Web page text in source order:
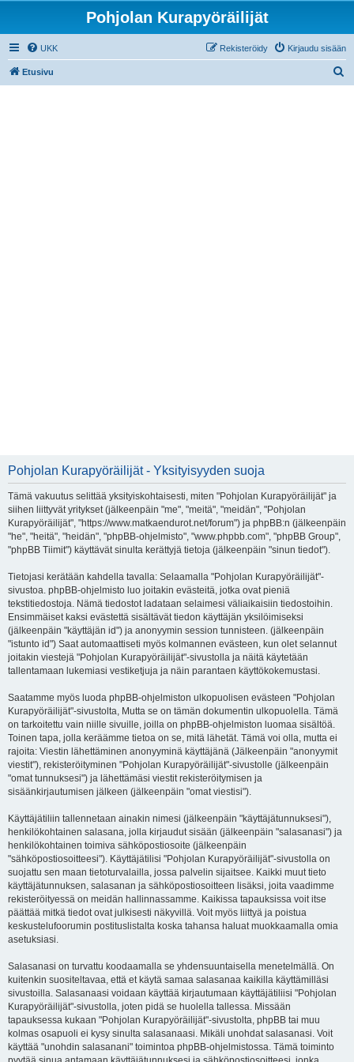
Pohjolan Kurapyöräilijät
UKK Kirjaudu sisään
Rekisteröidy
Etusivu
Pohjolan Kurapyöräilijät - Yksityisyyden suoja
Tämä vakuutus selittää yksityiskohtaisesti, miten "Pohjolan Kurapyöräilijät" ja
siihen liittyvät yritykset (jälkeenpäin "me", "meitä", "meidän", "Pohjolan
Kurapyöräilijät", "https://www.matkaendurot.net/forum") ja phpBB:n (jälkeenpäin
"he", "heitä", "heidän", "phpBB-ohjelmisto", "www.phpbb.com", "phpBB Group",
"phpBB Tiimit") käyttävät sinulta kerättyjä tietoja (jälkeenpäin "sinun tiedot").
Tietojasi kerätään kahdella tavalla: Selaamalla "Pohjolan Kurapyöräilijät"-
sivustoa. phpBB-ohjelmisto luo joitakin evästeitä, jotka ovat pieniä
tekstitiedostoja. Nämä tiedostot ladataan selaimesi väliaikaisiin tiedostoihin.
Ensimmäiset kaksi evästettä sisältävät tiedon käyttäjän yksilöimiseksi
(jälkeenpäin "käyttäjän id") ja anonyymin session tunnisteen. (jälkeenpäin
"istunto id") Saat automaattiseti myös kolmannen evästeen, kun olet selannut
joitakin viestejä "Pohjolan Kurapyöräilijät"-sivustolla ja näitä käytetään
tallentamaan lukemiasi vestiketjuja ja näin parantaen käyttökokemustasi.
Saatamme myös luoda phpBB-ohjelmiston ulkopuolisen evästeen "Pohjolan
Kurapyöräilijät"-sivustolta, Mutta se on tämän dokumentin ulkopuolella. Tämä
on tarkoitettu vain niille sivuille, joilla on phpBB-ohjelmiston luomaa sisältöä.
Toinen tapa, jolla keräämme tietoa on se, mitä lähetät. Tämä voi olla, mutta ei
rajoita: Viestin lähettäminen anonyyminä käyttäjänä (Jälkeenpäin "anonyymit
viestit"), rekisteröityminen "Pohjolan Kurapyöräilijät"-sivustolle (jälkeenpäin
"omat tunnuksesi") ja lähettämäsi viestit rekisteröitymisen ja
sisäänkirjautumisen jälkeen (jälkeenpäin "omat viestisi").
Käyttäjätiliin tallennetaan ainakin nimesi (jälkeenpäin "käyttäjätunnuksesi"),
henkilökohtainen salasana, jolla kirjaudut sisään (jälkeenpäin "salasanasi") ja
henkilökohtainen toimiva sähköpostiosoite (jälkeenpäin
"sähköpostiosoitteesi"). Käyttäjätilisi "Pohjolan Kurapyöräilijät"-sivustolla on
suojattu sen maan tietoturvalailla, jossa palvelin sijaitsee. Kaikki muut tieto
käyttäjätunnuksen, salasanan ja sähköpostiosoitteen lisäksi, joita vaadimme
rekisteröityessä on meidän hallinnassamme. Kaikissa tapauksissa voit itse
päättää mitkä tiedot ovat julkisesti näkyvillä. Voit myös liittyä ja poistua
keskustelufoorumin postituslistalta koska tahansa haluat muokkaamalla omia
asetuksiasi.
Salasanasi on turvattu koodaamalla se yhdensuuntaisella menetelmällä. On
kuitenkin suositeltavaa, että et käytä samaa salasanaa kaikilla käyttämilläsi
sivustoilla. Salasanaasi voidaan käyttää kirjautumaan käyttäjätiliisi "Pohjolan
Kurapyöräilijät"-sivustolla, joten pidä se huolella tallessa. Missään
tapauksessa kukaan "Pohjolan Kurapyöräilijät"-sivustolta, phpBB tai muu
kolmas osapuoli ei kysy sinulta salasanaasi. Mikäli unohdat salasanasi. Voit
käyttää "unohdin salasanani" toimintoa phpBB-ohjelmistossa. Tämä toiminto